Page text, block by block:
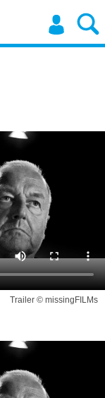
Trailer © missingFILMs